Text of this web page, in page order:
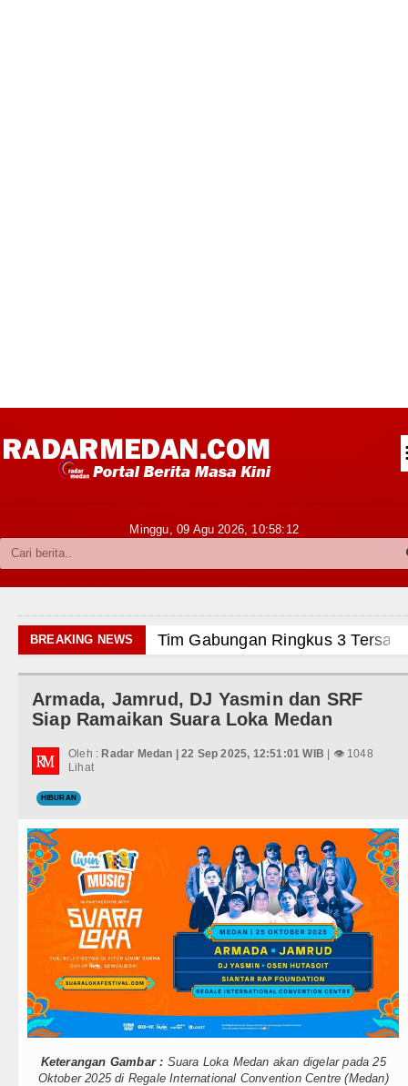
Kabupaten Karo
Politik
Olahraga
Internasional
Wisata
TIPS dan TRIK
+ Lainnya
Video
Minggu, 09 Agu 2026, 10:58:14
BREAKING NEWS Tim Gabungan Ringkus 3
Emma Raducanu Absen di
Juventus Dikalahkan Inter Milan
PSG Ditahan Manchester
Ketua GRIB Jaya Labuhanbatu
Gubernur Bobby Nasution
Rico Waas : Kemerdekaan
Akses Jalan ke Pemandian Air
Dayang Nan Tujuh
Tim Gabungan Ringkus 3
Emma Raducanu Absen di
Armada, Jamrud, DJ Yasmin dan SRF
Siap Ramaikan Suara Loka Medan
Oleh : Radar Medan | 22 Sep 2025, 12:51:01 WIB | 👁 1048
Lihat
HIBURAN
Keterangan Gambar : Suara Loka Medan akan digelar pada 25
Oktober 2025 di Regale International Convention Centre (Medan)